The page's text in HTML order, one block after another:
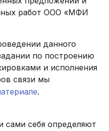
работ ООО «МФИ
данного
по построению
и исполнения
связи мы
.
сами себя определяют